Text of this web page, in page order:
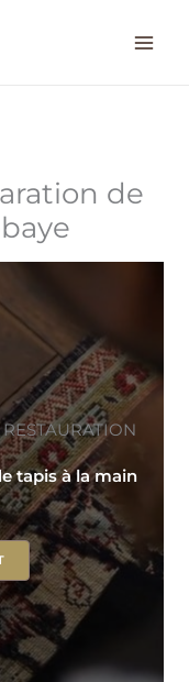
de
tapis à la main